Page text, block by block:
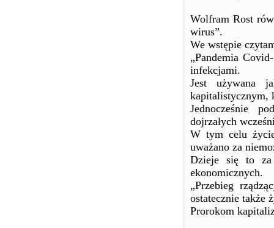
Wolfram Rost
wirus”.
We wstępie
„Pandemia
infekcjami.
Jest używana
kapitalistycznym,
Jednocześnie
dojrzałych
W tym celu
uważano za
Dzieje się to za
ekonomicznych.
„Przebieg
ostatecznie także
Prorokom